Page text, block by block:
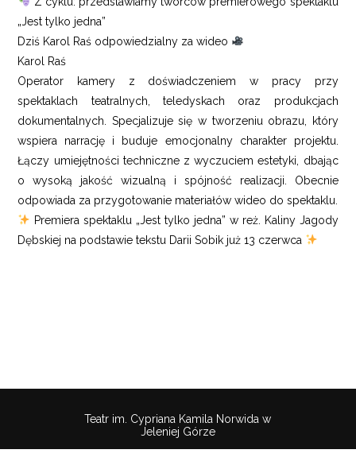
„Jest tylko jedna”
Dziś Karol Raś odpowiedzialny za wideo
Karol Raś
Operator kamery z doświadczeniem w pracy przy
spektaklach teatralnych, teledyskach oraz produkcjach
dokumentalnych. Specjalizuje się w tworzeniu obrazu, który
wspiera narrację i buduje emocjonalny charakter projektu.
Łączy umiejętności techniczne z wyczuciem estetyki, dbając
o wysoką jakość wizualną i spójność realizacji. Obecnie
odpowiada za przygotowanie materiałów wideo do spektaklu.
Premiera spektaklu „Jest tylko jedna” w reż. Kaliny Jagody
Dębskiej na podstawie tekstu Darii Sobik już 13 czerwca
Teatr im. Cypriana Kamila Norwida w
Jeleniej Górze